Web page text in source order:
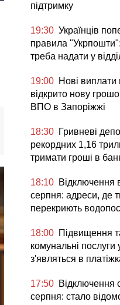
підтримку
19:30 Українців
правила "Укрпошти":
треба надати у
19:00 Нові виплати
відкрито нову
ВПО в Запоріжжі
18:30 Гривневі
рекордних 1,16
тримати гроші в
18:10 Відключення
серпня: адреси, де
перекриють
18:00 Підвищення
комунальні послуги
з'являться в
17:50 Відключення
серпня: стало